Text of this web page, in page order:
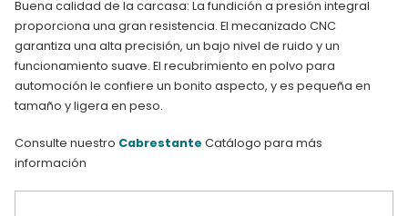
Buena calidad de la carcasa: La fundición a presión integral
proporciona una gran resistencia. El mecanizado CNC
garantiza una alta precisión, un bajo nivel de ruido y un
funcionamiento suave. El recubrimiento en polvo para
automoción le confiere un bonito aspecto, y es pequeña en
tamaño y ligera en peso.
Consulte nuestro Cabrestante Catálogo para más
información